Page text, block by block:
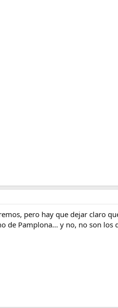
pero hay que dejar claro
de Pamplona... y no, no son los